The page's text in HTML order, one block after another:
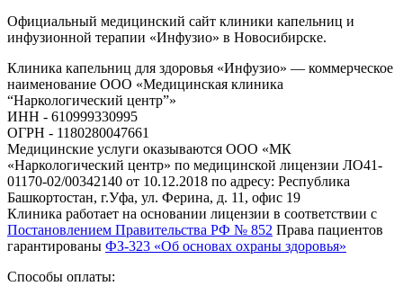
Официальный медицинский сайт клиники капельниц и
инфузионной терапии «Инфузио» в Новосибирске.
Клиника капельниц для здоровья «Инфузио» — коммерческое
наименование ООО «Медицинская клиника
“Наркологический центр”»
ИНН - 610999330995
ОГРН - 1180280047661
Медицинские услуги оказываются ООО «МК
«Наркологический центр» по медицинской лицензии ЛО41-
01170-02/00342140 от 10.12.2018 по адресу: Республика
Башкортостан, г.Уфа, ул. Ферина, д. 11, офис 19
Клиника работает на основании лицензии в соответствии с
Постановлением Правительства РФ № 852 Права пациентов
гарантированы ФЗ-323 «Об основах охраны здоровья»
Способы оплаты: